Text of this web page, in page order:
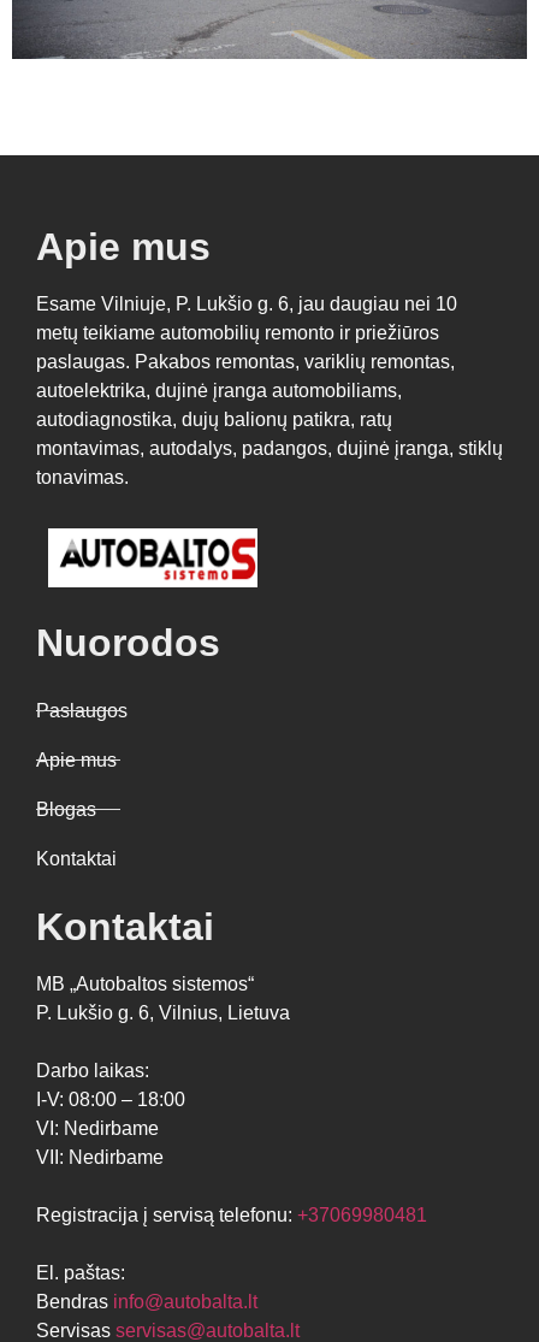
Apie mus
Esame Vilniuje, P. Lukšio g. 6, jau daugiau nei 10
metų teikiame automobilių remonto ir priežiūros
paslaugas. Pakabos remontas, variklių remontas,
autoelektrika, dujinė įranga automobiliams,
autodiagnostika, dujų balionų patikra, ratų
montavimas, autodalys, padangos, dujinė įranga, stiklų
tonavimas.
Nuorodos
Paslaugos
Apie mus
Blogas
Kontaktai
Kontaktai
MB „Autobaltos sistemos“
P. Lukšio g. 6, Vilnius, Lietuva
Darbo laikas:
I-V: 08:00 – 18:00
VI: Nedirbame
VII: Nedirbame
Registracija į servisą telefonu: +37069980481
El. paštas:
Bendras info@autobalta.lt
Servisas servisas@autobalta.lt